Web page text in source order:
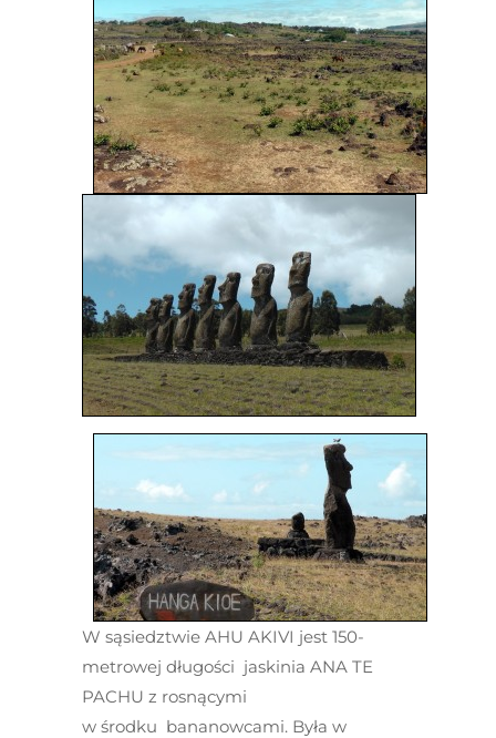
W sąsiedztwie AHU AKIVI jest 150-
metrowej długości jaskinia ANA TE
PACHU z rosnącymi
w środku bananowcami. Była w